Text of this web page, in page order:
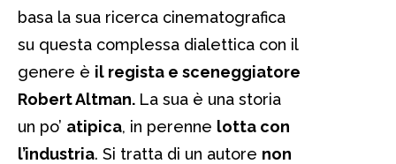
basa la sua ricerca cinematografica
su questa complessa dialettica con il
genere è il regista e sceneggiatore
Robert Altman. La sua è una storia
un po’ atipica, in perenne lotta con
l’industria. Si tratta di un autore non